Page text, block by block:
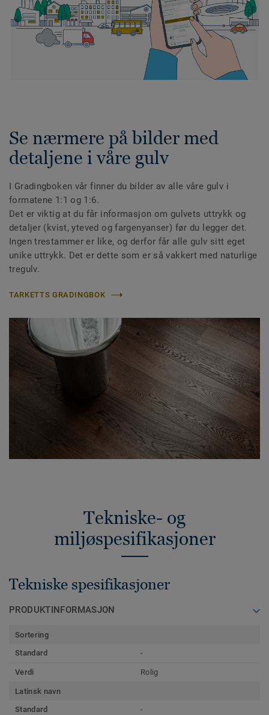
Se nærmere på bilder med
detaljene i våre gulv
I Gradingboken vår finner du bilder av alle våre gulv i
formatene 1:1 og 1:6.
Det er viktig at du får informasjon om gulvets uttrykk og
detaljer (kvist, yteved og fargenyanser) før du legger det.
Ingen trestammer er like, og derfor får alle gulv sitt eget
unike uttrykk. Det er dette som er så vakkert med naturlige
tregulv.
TARKETTS GRADINGBOK
Tekniske- og
miljøspesifikasjoner
Tekniske spesifikasjoner
PRODUKTINFORMASJON
Sortering
Standard
-
Verdi Rolig
Latinsk navn
Standard
-